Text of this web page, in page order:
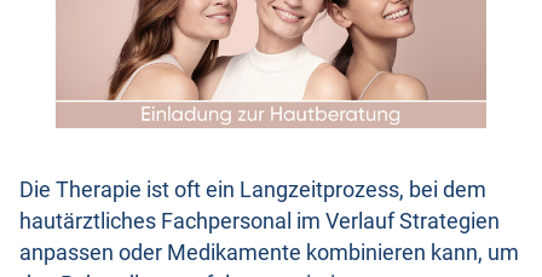
Die Therapie ist oft ein Langzeitprozess, bei dem
hautärztliches Fachpersonal im Verlauf Strategien
anpassen oder Medikamente kombinieren kann, um